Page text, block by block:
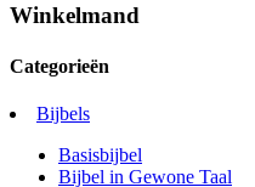
Winkelmand
Categorieën
Bijbels
Basisbijbel
Bijbel in Gewone Taal